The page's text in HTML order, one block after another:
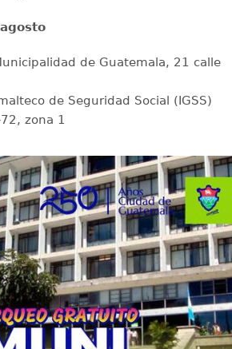
de Guatemala, 21 calle
de Seguridad Social (IGSS)
zona 1